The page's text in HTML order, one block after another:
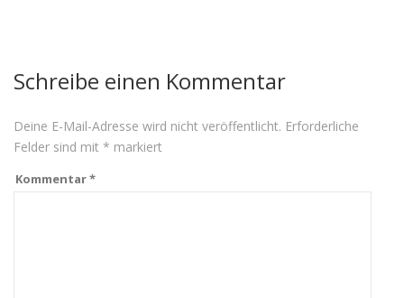
Schreibe einen Kommentar
Deine E-Mail-Adresse wird nicht veröffentlicht. Erforderliche
Felder sind mit * markiert
Kommentar*